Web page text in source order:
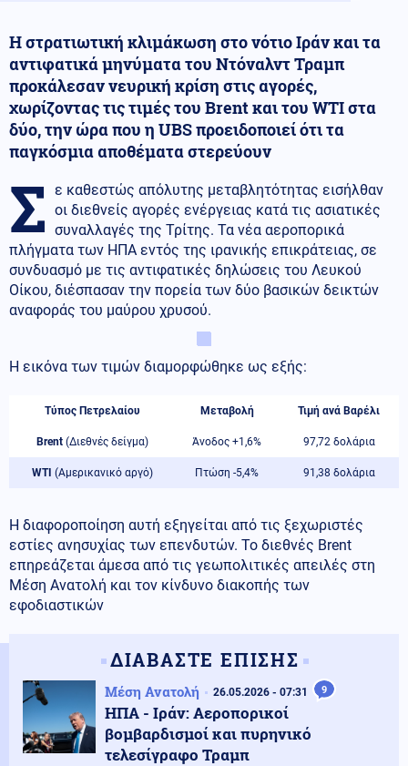
Η στρατιωτική κλιμάκωση στο νότιο Ιράν και τα
αντιφατικά μηνύματα του Ντόναλντ Τραμπ
προκάλεσαν νευρική κρίση στις αγορές,
χωρίζοντας τις τιμές του Brent και του WTI στα
δύο, την ώρα που η UBS προειδοποιεί ότι τα
παγκόσμια αποθέματα στερεύουν
Σ ε καθεστώς απόλυτης μεταβλητότητας εισήλθαν
οι διεθνείς αγορές ενέργειας κατά τις ασιατικές
συναλλαγές της Τρίτης. Τα νέα αεροπορικά
πλήγματα των ΗΠΑ εντός της ιρανικής επικράτειας, σε
συνδυασμό με τις αντιφατικές δηλώσεις του Λευκού
Οίκου, διέσπασαν την πορεία των δύο βασικών δεικτών
αναφοράς του μαύρου χρυσού.
Η εικόνα των τιμών διαμορφώθηκε ως εξής:
Τύπος Πετρελαίου Μεταβολή Τιμή ανά Βαρέλι
Brent(Διεθνές δείγμα) Άνοδος +1,6% 97,72 δολάρια
WTI (Αμερικανικό αργό) Πτώση -5,4% 91,38 δολάρια
Η διαφοροποίηση αυτή εξηγείται από τις ξεχωριστές
εστίες ανησυχίας των επενδυτών. Το διεθνές Brent
επηρεάζεται άμεσα από τις γεωπολιτικές απειλές στη
Μέση Ανατολή και τον κίνδυνο διακοπής των
εφοδιαστικών
ΔΙΑΒΑΣΤΕ ΕΠΙΣΗΣ
Μέση Ανατολή 26.05.2026 - 07:31 9
ΗΠΑ - Ιράν: Αεροπορικοί
βομβαρδισμοί και πυρηνικό
τελεσίγραφο Τραμπ